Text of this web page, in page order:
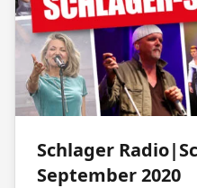
Schlager
September 2020